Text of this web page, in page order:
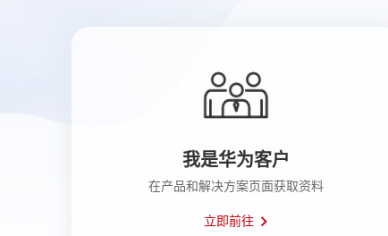
我是华为客户
在产品和解决方案页面获取资料
立即前往